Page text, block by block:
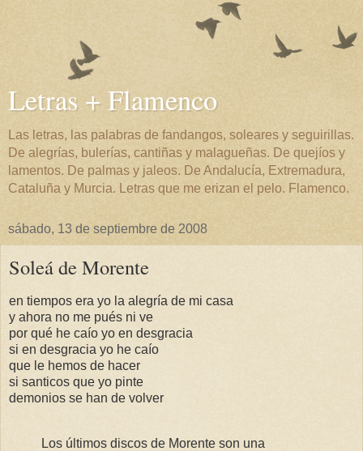
Letras + Flamenco
Las letras, las palabras de fandangos, soleares y seguirillas.
De alegrías, bulerías, cantiñas y malagueñas. De quejíos y
lamentos. De palmas y jaleos. De Andalucía, Extremadura,
Cataluña y Murcia. Letras que me erizan el pelo. Flamenco.
sábado, 13 de septiembre de 2008
Soleá de Morente
en tiempos era yo la alegría de mi casa
y ahora no me pués ni ve
por qué he caío yo en desgracia
si en desgracia yo he caío
que le hemos de hacer
si santicos que yo pinte
demonios se han de volver
Los últimos discos de Morente son una